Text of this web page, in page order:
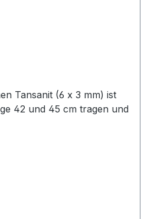
Tansanit (6 x 3 mm) ist
42 und 45 cm tragen und